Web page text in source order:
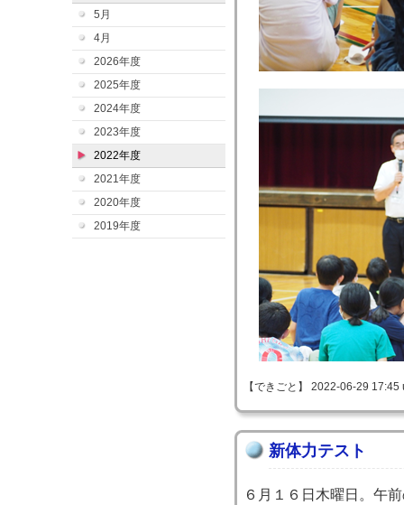
5月
4月
2026年度
2025年度
2024年度
2023年度
2022年度
2021年度
2020年度
2019年度
【できごと】 2022-06-29
新体力テスト
６月１６日木曜日。午